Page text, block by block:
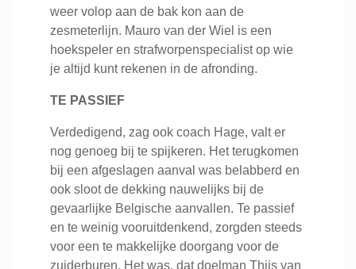
weer volop aan de bak kon aan de
zesmeterlijn. Mauro van der Wiel is een
hoekspeler en strafworpenspecialist op wie
je altijd kunt rekenen in de afronding.
TE PASSIEF
Verdedigend, zag ook coach Hage, valt er
nog genoeg bij te spijkeren. Het terugkomen
bij een afgeslagen aanval was belabberd en
ook sloot de dekking nauwelijks bij de
gevaarlijke Belgische aanvallen. Te passief
en te weinig vooruitdenkend, zorgden steeds
voor een te makkelijke doorgang voor de
zuiderburen. Het was, dat doelman Thijs van